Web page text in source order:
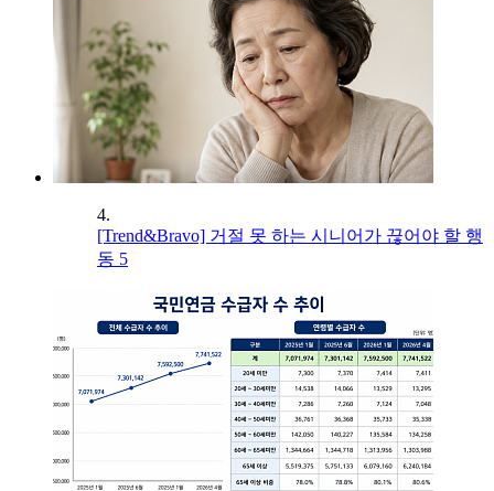
4.
[Trend&Bravo] 거절 못 하는 시니어가 끊어야 할 행
동 5